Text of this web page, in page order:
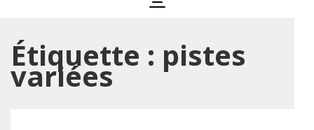
Étiquette : pistes
variées